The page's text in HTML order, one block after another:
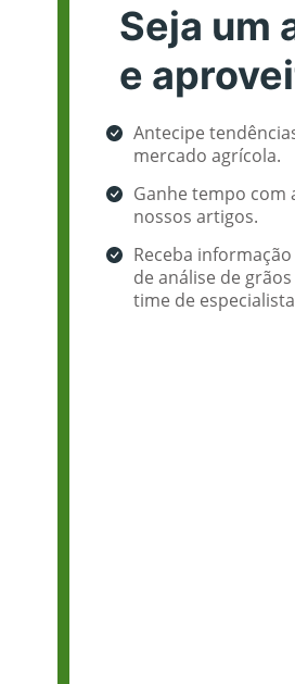
Seja um
e
Antecipe
mercado agrícola.
Ganhe tempo com
nossos artigos.
Receba
de análise de
time de